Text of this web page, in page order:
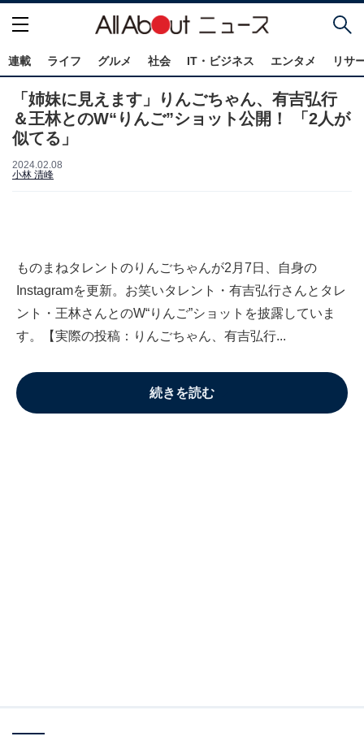
連載 ライフ グルメ 社会 IT・ビジネス エンタメ リサ
「姉妹に見えます」りんごちゃん、有吉弘行
＆王林とのW“りんご”ショット公開！ 「2人が
似てる」
2024.02.08
小林 清峰
ものまねタレントのりんごちゃんが2月7日、自身の
Instagramを更新。お笑いタレント・有吉弘行さんとタレ
ント・王林さんとのW“りんご”ショットを披露していま
す。【実際の投稿：りんごちゃん、有吉弘行...
続きを読む